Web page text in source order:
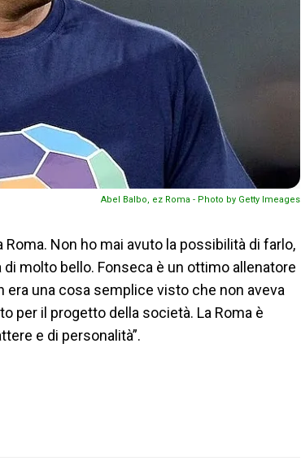
Abel Balbo, ez Roma - Photo by Getty Imeages
Non ho mai avuto la possibilità di farlo,
molto bello. Fonseca è un ottimo allenatore
era una cosa semplice visto che non aveva
per il progetto della società. La Roma è
e di personalità”.